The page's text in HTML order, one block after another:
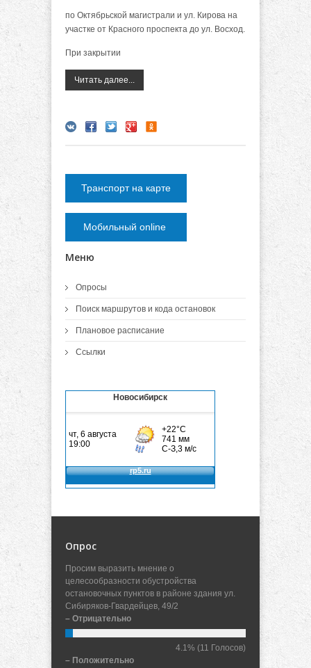
по Октябрьской магистрали и ул. Кирова на
участке от Красного проспекта до ул. Восход.
При закрытии
Читать далее...
Транспорт на карте
Мобильный online
Меню
Опросы
Поиск маршрутов и кода остановок
Плановое расписание
Ссылки
Новосибирск
Опрос
Просим выразить мнение о
целесообразности обустройства
остановочных пунктов в районе здания ул.
Сибиряков-Гвардейцев, 49/2
– Отрицательно
4.1% (11 Голосов)
– Положительно